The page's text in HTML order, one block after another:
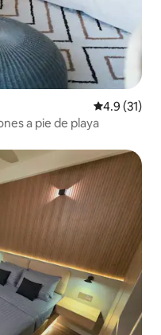
Calificación
4.9 (31)
a pie de playa